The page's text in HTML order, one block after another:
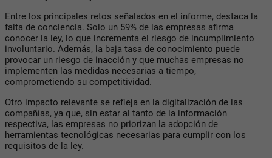
Entre los principales retos señalados en el informe, destaca la
falta de conciencia. Solo un 59% de las empresas afirma
conocer la ley, lo que incrementa el riesgo de incumplimiento
involuntario. Además, la baja tasa de conocimiento puede
provocar un riesgo de inacción y que muchas empresas no
implementen las medidas necesarias a tiempo,
comprometiendo su competitividad.
Otro impacto relevante se refleja en la digitalización de las
compañías, ya que, sin estar al tanto de la información
respectiva, las empresas no priorizan la adopción de
herramientas tecnológicas necesarias para cumplir con los
requisitos de la ley.